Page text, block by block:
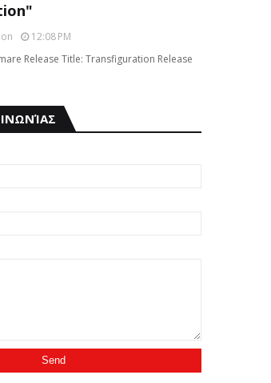
12:08 PM
Release Title: Transfiguration Release